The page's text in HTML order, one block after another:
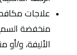
علاجات
منخفضة
الأليفة، و/